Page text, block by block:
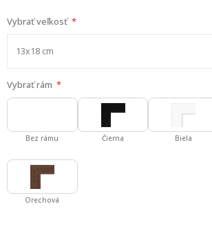
Vybrať veľkosť
Vybrať rám
Bez rámu Čierna Biela
Orechová